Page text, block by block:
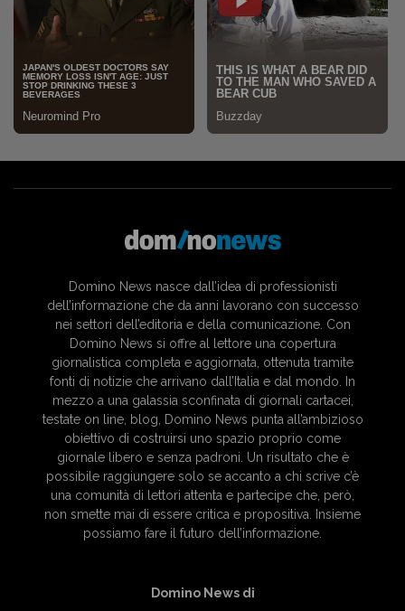
Domino News nasce dall’idea di professionisti
dell’informazione che da anni lavorano con successo
nei settori dell’editoria e della comunicazione. Con
Domino News si offre al lettore una copertura
giornalistica completa e aggiornata, ottenuta tramite
fonti di notizie che arrivano dall’Italia e dal mondo. In
mezzo a una galassia sconfinata di giornali cartacei,
testate on line, blog, Domino News punta all’ambizioso
obiettivo di costruirsi uno spazio proprio come
giornale libero e senza padroni. Un risultato che è
possibile raggiungere solo se accanto a chi scrive c’è
una comunità di lettori attenta e partecipe che, però,
non smette mai di essere critica e propositiva. Insieme
possiamo fare il futuro dell’informazione.
Domino News di